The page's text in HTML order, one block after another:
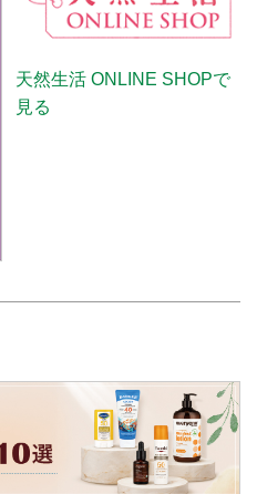
天然生活 ONLINE SHOPで
見る